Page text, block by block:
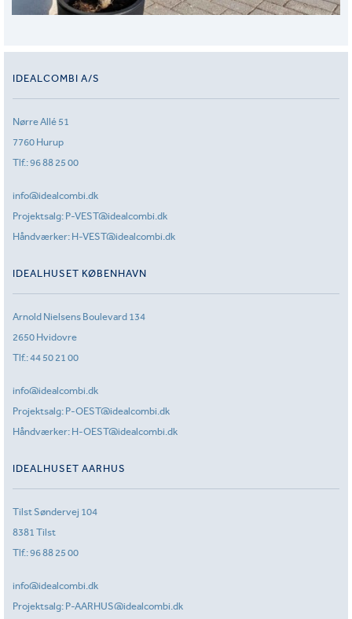
IDEALCOMBI A/S
Nørre Allé 51
7760 Hurup
Tlf.:96 88 25 00
info@idealcombi.dk
Projektsalg: P-VEST@idealcombi.dk
Håndværker: H-VEST@idealcombi.dk
IDEALHUSET KØBENHAVN
Arnold Nielsens Boulevard 134
2650 Hvidovre
Tlf.:44 50 21 00
info@idealcombi.dk
Projektsalg: P-OEST@idealcombi.dk
Håndværker: H-OEST@idealcombi.dk
IDEALHUSET AARHUS
Tilst Søndervej 104
8381 Tilst
Tlf.:96 88 25 00
info@idealcombi.dk
Projektsalg: P-AARHUS@idealcombi.dk